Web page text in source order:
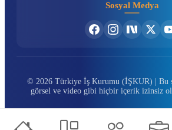
Sosyal Medya
© 2026 Türkiye İş Kurumu (İŞKUR) | Bu
görsel ve video gibi hiçbir içerik izinsiz